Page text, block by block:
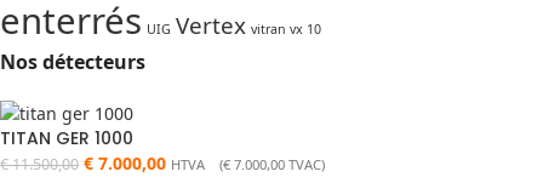
enterrés UIG Vertex vitran vx 10
Nos détecteurs
TITAN GER 1000
€11.500,00 € 7.000,00 HTVA (€ 7.000,00 TVAC)